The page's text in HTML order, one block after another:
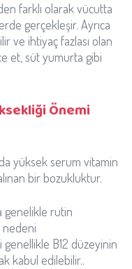
farklı olarak vücutta
gerçekleşir. Ayrıca
ve ihtiyaç fazlası olan
et, süt yumurta gibi
Önemi
yüksek serum vitamin
bir bozukluktur.
genelikle rutin
nedeni
genellikle B12 düzeyinin
kabul edilebilir..